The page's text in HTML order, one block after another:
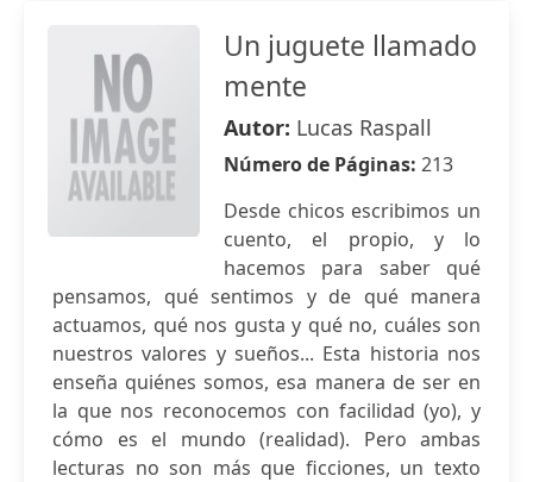
Un juguete llamado
mente
Autor: Lucas Raspall
Número de Páginas: 213
Desde chicos escribimos un
cuento, el propio, y lo
hacemos para saber qué
pensamos, qué sentimos y de qué manera
actuamos, qué nos gusta y qué no, cuáles son
nuestros valores y sueños... Esta historia nos
enseña quiénes somos, esa manera de ser en
la que nos reconocemos con facilidad (yo), y
cómo es el mundo (realidad). Pero ambas
lecturas no son más que ficciones, un texto